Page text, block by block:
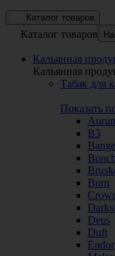
Каталог товаров
Каталог товаров
Кальянная
Кальянная
Табак для
Показать
B3
Burn
Deus
Duft